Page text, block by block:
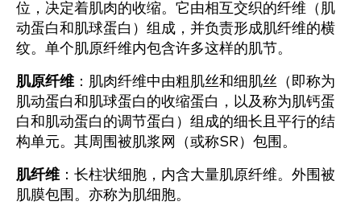
位，决定着肌肉的收缩。它由相互交织的纤维（肌
动蛋白和肌球蛋白）组成，并负责形成肌纤维的横
纹。单个肌原纤维内包含许多这样的肌节。
肌原纤维 ：肌肉纤维中由粗肌丝和细肌丝（即称为
肌动蛋白和肌球蛋白的收缩蛋白，以及称为肌钙蛋
白和肌动蛋白的调节蛋白）组成的细长且平行的结
构单元。其周围被肌浆网（或称SR）包围。
肌纤维 ：长柱状细胞，内含大量肌原纤维。外围被
肌膜包围。亦称为肌细胞。